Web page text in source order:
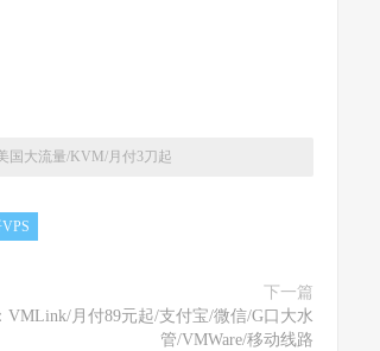
国大流量/KVM/月付3刀起
下一篇
VMLink/月付89元起/支付宝/微信/G口大水
管/VMWare/移动线路